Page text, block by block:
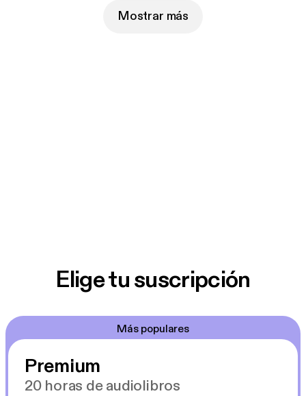
Mostrar más
Elige tu suscripción
Más populares
Premium
20 horas de audiolibros